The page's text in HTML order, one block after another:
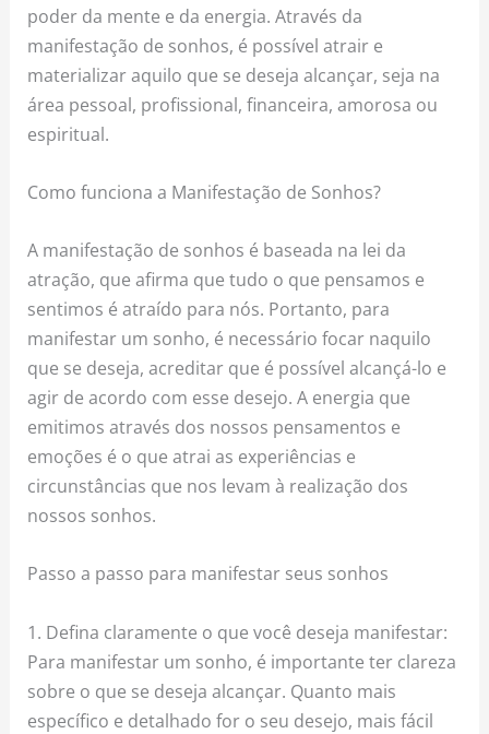
poder da mente e da energia. Através da
manifestação de sonhos, é possível atrair e
materializar aquilo que se deseja alcançar, seja na
área pessoal, profissional, financeira, amorosa ou
espiritual.
Como funciona a Manifestação de Sonhos?
A manifestação de sonhos é baseada na lei da
atração, que afirma que tudo o que pensamos e
sentimos é atraído para nós. Portanto, para
manifestar um sonho, é necessário focar naquilo
que se deseja, acreditar que é possível alcançá-lo e
agir de acordo com esse desejo. A energia que
emitimos através dos nossos pensamentos e
emoções é o que atrai as experiências e
circunstâncias que nos levam à realização dos
nossos sonhos.
Passo a passo para manifestar seus sonhos
1. Defina claramente o que você deseja manifestar:
Para manifestar um sonho, é importante ter clareza
sobre o que se deseja alcançar. Quanto mais
específico e detalhado for o seu desejo, mais fácil